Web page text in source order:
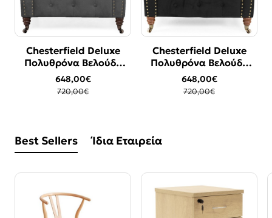
-10%
Chesterfield Deluxe
Πολυθρόνα Βελούδο
Γκρι CHES105
94x86x80cm
648,00€
720,00€
-10%
Chesterfield Deluxe
Πολυθρόνα Βελούδο
Μαύρο CHES100
94x86x80cm
648,00€
720,00€
Best Sellers Ίδια Εταιρεία